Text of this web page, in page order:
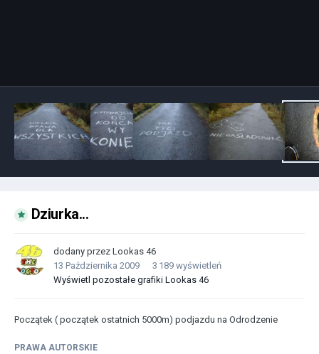
Dziurka...
dodany przez Lookas 46
13 Października 2009
3 189 wyświetleń
Wyświetl pozostałe grafiki Lookas 46
Początek ( początek ostatnich 5000m) podjazdu na Odrodzenie
PRAWA AUTORSKIE